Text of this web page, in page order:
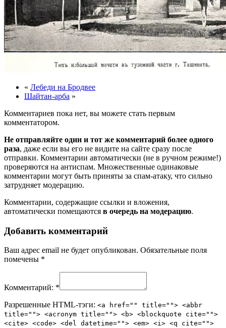
« Лебеди на Бродвее
Шайтан-арба »
Комментариев пока нет, вы можете стать первым
комментатором.
Не отправляйте один и тот же комментарий более одного
раза, даже если вы его не видите на сайте сразу после
отправки. Комментарии автоматически (не в ручном режиме!)
проверяются на антиспам. Множественные одинаковые
комментарии могут быть приняты за спам-атаку, что сильно
затрудняет модерацию.
Комментарии, содержащие ссылки и вложения,
автоматически помещаются в очередь на модерацию.
Добавить комментарий
Ваш адрес email не будет опубликован. Обязательные поля
помечены *
Комментарий: *
Разрешенные HTML-тэги: <a href="" title=""> <abbr
title=""> <acronym title=""> <b> <blockquote cite="">
<cite> <code> <del datetime=""> <em> <i> <q cite="">